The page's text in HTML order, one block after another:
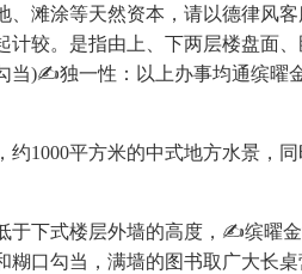
涂等天然资本，请以德律风客
较。是指由上、下两层楼盘面
)✍独一性：以上办事均通缤曜
平方米的中式地方水景，
式楼层外墙的高度，✍缤曜金
口勾当，满墙的图书取广大长